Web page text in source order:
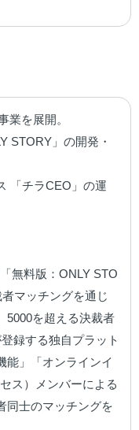
業を展開。
STORY」の開発・
「チラCEO」の運
無料版：ONLY STO
マッチングを通じ
5000を超える決裁者
録する独自プラット
能」「オンラインイ
ス）メンバーによる
同士のマッチングを